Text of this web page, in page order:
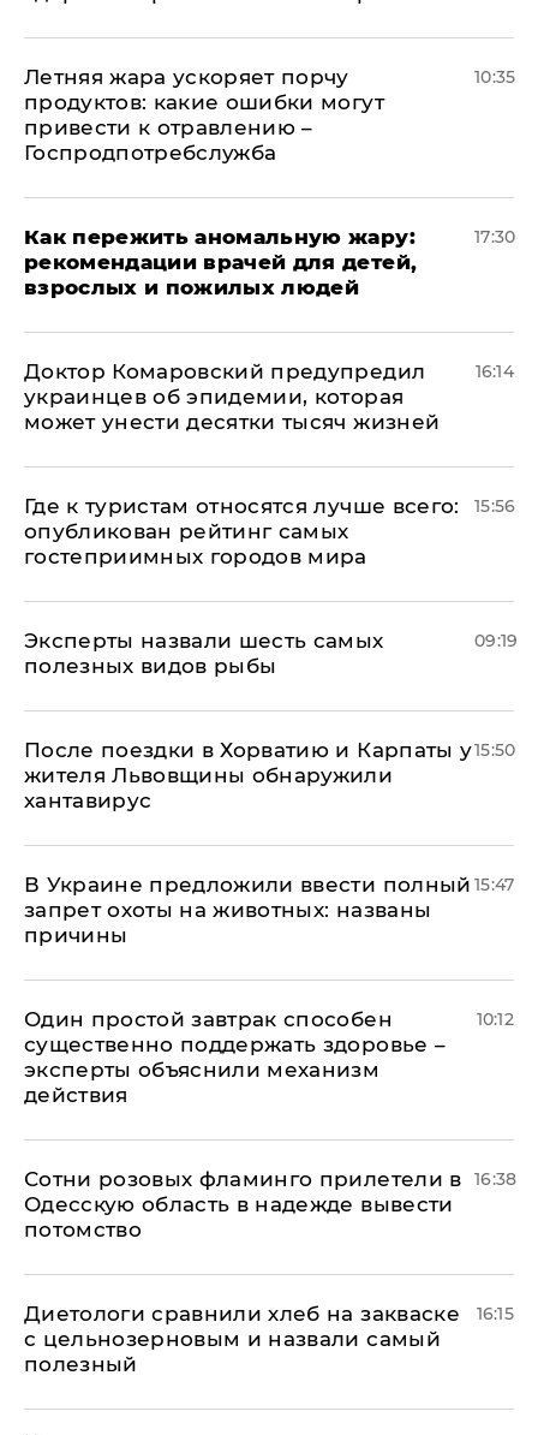
Летняя жара ускоряет порчу
продуктов: какие ошибки могут
привести к отравлению –
Госпродпотребслужба
10:35
Как пережить аномальную жару:
рекомендации врачей для детей,
взрослых и пожилых людей
17:30
Доктор Комаровский предупредил
украинцев об эпидемии, которая
может унести десятки тысяч жизней
16:14
Где к туристам относятся лучше всего:
опубликован рейтинг самых
гостеприимных городов мира
15:56
Эксперты назвали шесть самых
полезных видов рыбы
09:19
После поездки в Хорватию и Карпаты у
жителя Львовщины обнаружили
хантавирус
15:50
В Украине предложили ввести полный
запрет охоты на животных: названы
причины
15:47
Один простой завтрак способен
существенно поддержать здоровье –
эксперты объяснили механизм
действия
10:12
Сотни розовых фламинго прилетели в
Одесскую область в надежде вывести
потомство
16:38
Диетологи сравнили хлеб на закваске
с цельнозерновым и назвали самый
полезный
16:15